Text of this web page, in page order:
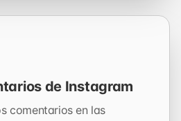
de Instagram
comentarios en las